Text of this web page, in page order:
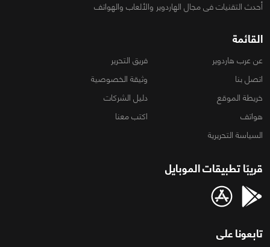
أحدث التقنيات فى مجال الهاردوير والألعاب والهواتف
القائمة
عن عرب هاردوير
فريق التحرير
اتصل بنا
وثيقة الخصوصية
خريطة الموقع
دليل الشركات
هواتف
اكتب معنا
السياسة التحريرية
قريبًا تطبيقات الموبايل
تابعونا على